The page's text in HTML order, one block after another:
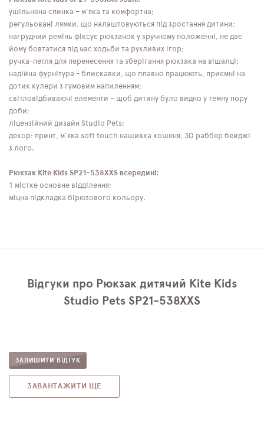
ущільнена спинка – м'яка та комфортна;
регульовані лямки, що налаштовуються під зростання дитини;
нагрудний ремінь фіксує рюкзачок у зручному положенні, не дає
йому бовтатися під час ходьби та рухливих ігор;
ручка-петля для перенесення та зберігання рюкзака на вішалці;
надійна фурнітура - блискавки, що плавно працюють, приємні на
дотик кулери з гумовим напиленням;
світловідбиваючі елементи – щоб дитину було видно у темну пору
доби;
ліцензійний дизайн Studio Pets;
декор: принт, м'яка soft touch нашивка кошеня, 3D раббер бейджі
з лого.
Рюкзак Kite Kids SP21-538XXS всередині:
1 містке основне відділення;
міцна підкладка бірюзового кольору.
Відгуки про Рюкзак дитячий Kite Kids
Studio Pets SP21-538XXS
ЗАЛИШИТИ ВІДГУК
ЗАВАНТАЖИТИ ЩЕ